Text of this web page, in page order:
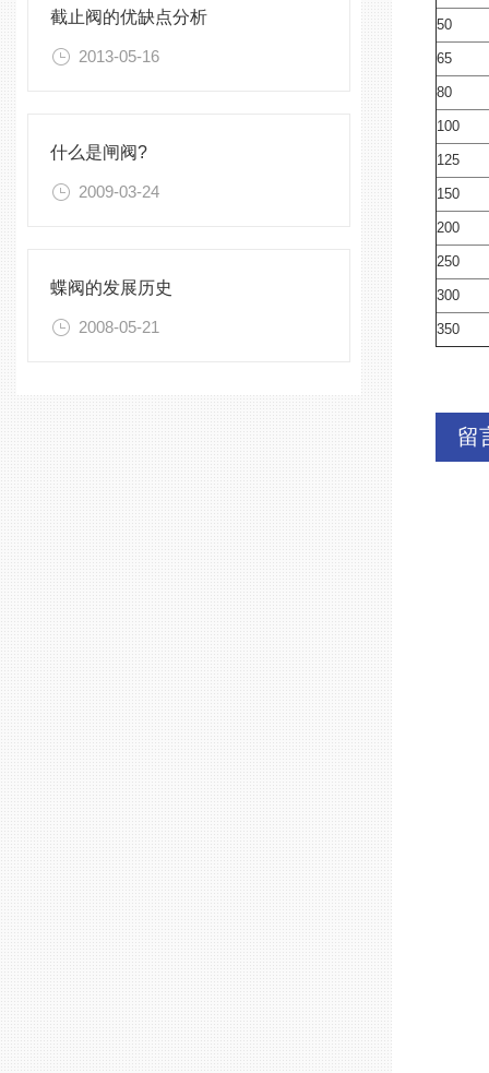
截止阀的优缺点分析
2013-05-16
什么是闸阀?
2009-03-24
蝶阀的发展历史
2008-05-21
50
65
80
100
125
150
200
250
300
350
留